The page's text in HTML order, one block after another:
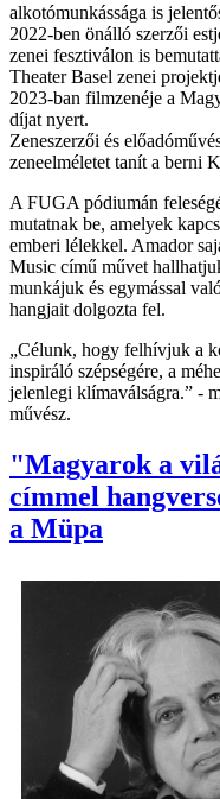
alkotómunkássága is
2022-ben önálló szerzői
zenei fesztiválon is
Theater Basel zenei
2023-ban filmzenéje a
díjat nyert.
Zeneszerzői és
zeneelméletet tanít a berni
A FUGA pódiumán
mutatnak be, amelyek
emberi lélekkel. Amador
Music című művet
munkájuk és egymással
hangjait dolgozta fel.
„Célunk, hogy felhívjuk a
inspiráló szépségére, a
jelenlegi klímaválságra.” -
művész.
"Magyarok a
címmel
a Müpa